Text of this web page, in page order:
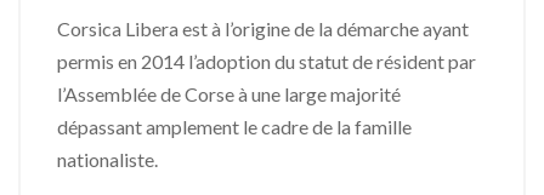
Corsica Libera est à l’origine de la démarche ayant
permis en 2014 l’adoption du statut de résident par
l’Assemblée de Corse à une large majorité
dépassant amplement le cadre de la famille
nationaliste.